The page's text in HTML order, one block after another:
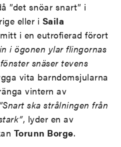
”det snöar snart” i
eller i Saila
i en eutrofierad förort
i ögonen ylar flingornas
snäser tevens
vita barndomsjularna
vintern av
”Snart ska strålningen från
, lyder en av
Torunn Borge.